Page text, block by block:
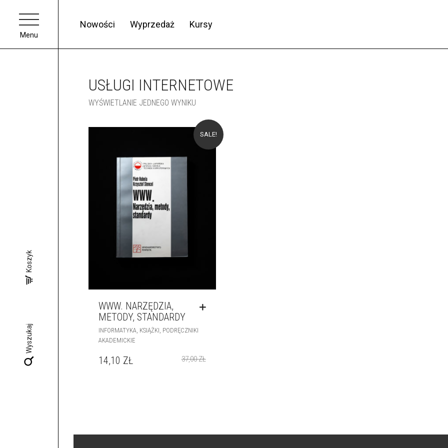
Nowości Wyprzedaż Kursy
Koszyk
Wyszukaj
Menu
USŁUGI INTERNETOWE
WYŚWIETLANIE JEDNEGO WYNIKU
SALE!
WWW. NARZĘDZIA,
METODY, STANDARDY
INFORMATYKA, KSIĄŻKI, PODRĘCZNIKI
AKADEMICKIE
37,00ZŁ
14,10 ZŁ